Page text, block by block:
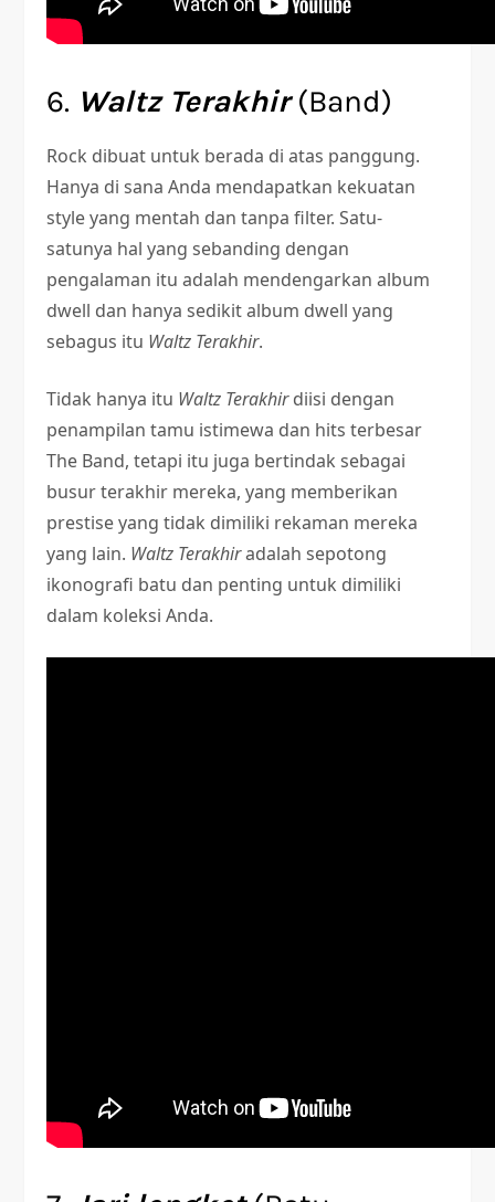
6. Waltz Terakhir(Band)
Rock dibuat untuk berada di atas panggung.
Hanya di sana Anda mendapatkan kekuatan
style yang mentah dan tanpa filter. Satu-
satunya hal yang sebanding dengan
pengalaman itu adalah mendengarkan album
dwell dan hanya sedikit album dwell yang
sebagus itu Waltz Terakhir.
Tidak hanya itu Waltz Terakhirdiisi dengan
penampilan tamu istimewa dan hits terbesar
The Band, tetapi itu juga bertindak sebagai
busur terakhir mereka, yang memberikan
prestise yang tidak dimiliki rekaman mereka
yang lain. Waltz Terakhiradalah sepotong
ikonografi batu dan penting untuk dimiliki
dalam koleksi Anda.